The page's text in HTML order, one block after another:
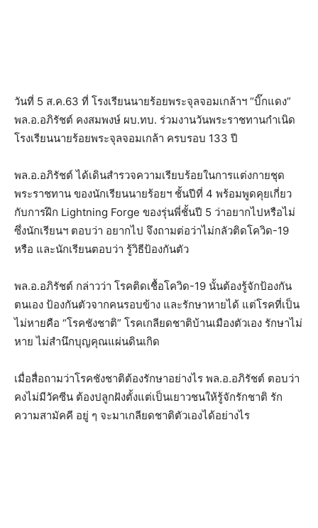
วันที่ 5 ส.ค.63 ที่ โรงเรียนนายร้อยพระจุลจอมเกล้าฯ “บิ๊กแดง”
พล.อ.อภิรัชต์ คงสมพงษ์ ผบ.ทบ. ร่วมงานวันพระราชทานกำเนิด
โรงเรียนนายร้อยพระจุลจอมเกล้า ครบรอบ 133 ปี
พล.อ.อภิรัชต์ ได้เดินสำรวจความเรียบร้อยในการแต่งกายชุด
พระราชทาน ของนักเรียนนายร้อยฯ ชั้นปีที่ 4 พร้อมพูดคุยเกี่ยว
กับการฝึก Lightning Forge ของรุ่นพี่ชั้นปี 5 ว่าอยากไปหรือไม่
ซึ่งนักเรียนฯ ตอบว่า อยากไป จึงถามต่อว่าไม่กลัวติดโควิด-19
หรือ และนักเรียนตอบว่า รู้วิธีป้องกันตัว
พล.อ.อภิรัชต์ กล่าวว่า โรคติดเชื้อโควิด-19 นั้นต้องรู้จักป้องกัน
ตนเอง ป้องกันตัวจากคนรอบข้าง และรักษาหายได้ แต่โรคที่เป็น
ไม่หายคือ “โรคชังชาติ” โรคเกลียดชาติบ้านเมืองตัวเอง รักษาไม่
หาย ไม่สำนึกบุญคุณแผ่นดินเกิด
เมื่อสื่อถามว่าโรคชังชาติต้องรักษาอย่างไร พล.อ.อภิรัชต์ ตอบว่า
คงไม่มีวัคซีน ต้องปลูกฝังตั้งแต่เป็นเยาวชนให้รู้จักรักชาติ รัก
ความสามัคคี อยู่ ๆ จะมาเกลียดชาติตัวเองได้อย่างไร